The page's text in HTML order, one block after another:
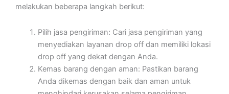
melakukan beberapa langkah berikut:
Pilih jasa pengiriman: Cari jasa pengiriman yang
menyediakan layanan drop off dan memiliki lokasi
drop off yang dekat dengan Anda.
Kemas barang dengan aman: Pastikan barang
Anda dikemas dengan baik dan aman untuk